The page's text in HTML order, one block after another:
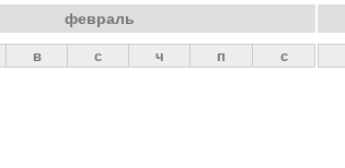
февраль
в с ч п с